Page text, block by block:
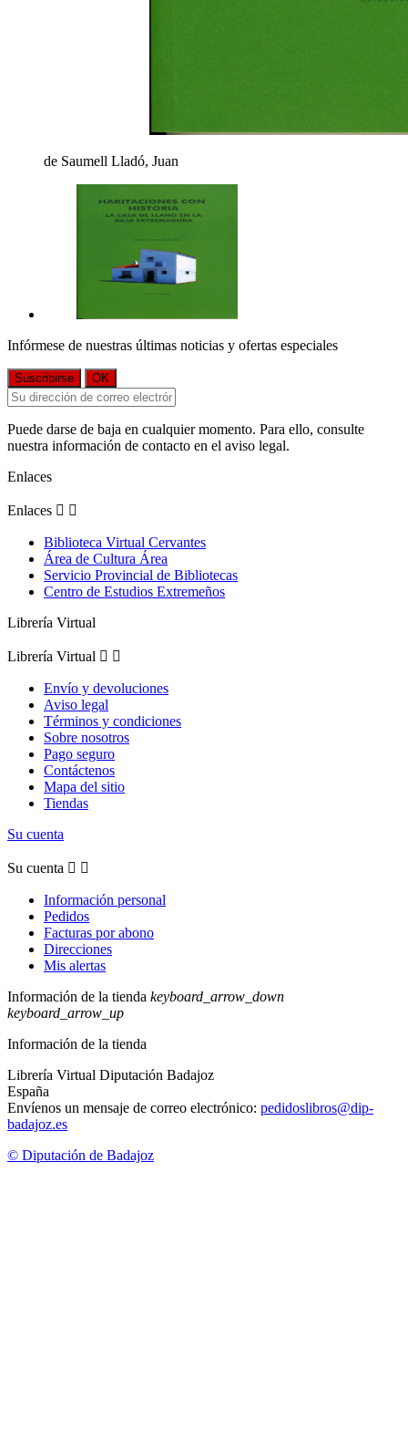
de Saumell Lladó, Juan
Infórmese de nuestras últimas noticias y ofertas especiales
Puede darse de baja en cualquier momento. Para ello, consulte
nuestra información de contacto en el aviso legal.
Enlaces
Enlaces  
Biblioteca Virtual Cervantes
Área de Cultura Área
Servicio Provincial de Bibliotecas
Centro de Estudios Extremeños
Librería Virtual
Librería Virtual  
Envío y devoluciones
Aviso legal
Términos y condiciones
Sobre nosotros
Pago seguro
Contáctenos
Mapa del sitio
Tiendas
Su cuenta
Su cuenta  
Información personal
Pedidos
Facturas por abono
Direcciones
Mis alertas
Información de la tienda keyboard_arrow_down
keyboard_arrow_up
Información de la tienda
Librería Virtual Diputación Badajoz
España
Envíenos un mensaje de correo electrónico: pedidoslibros@dip-
badajoz.es
© Diputación de Badajoz